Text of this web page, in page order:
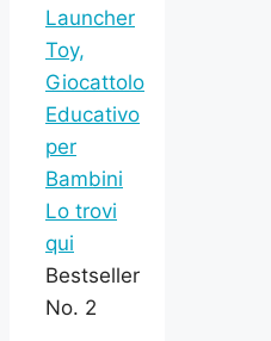
Launcher
Toy,
Giocattolo
Educativo
per
Bambini
Lo trovi
qui
Bestseller
No. 2